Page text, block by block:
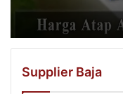
Supplier Baja